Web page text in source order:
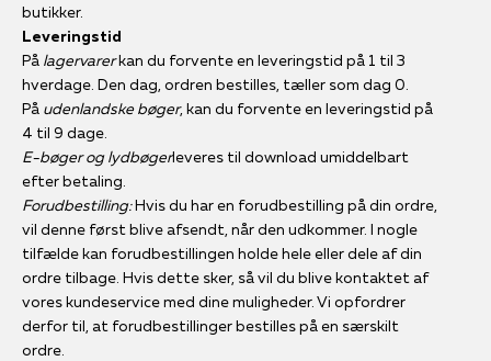
butikker.
Leveringstid
På lagervarerkan du forvente en leveringstid på 1 til 3
hverdage. Den dag, ordren bestilles, tæller som dag 0.
På udenlandske bøger, kan du forvente en leveringstid på
4 til 9 dage.
E-bøger og lydbøgerleveres til download umiddelbart
efter betaling.
Forudbestilling:Hvis du har en forudbestilling på din ordre,
vil denne først blive afsendt, når den udkommer. I nogle
tilfælde kan forudbestillingen holde hele eller dele af din
ordre tilbage. Hvis dette sker, så vil du blive kontaktet af
vores kundeservice med dine muligheder. Vi opfordrer
derfor til, at forudbestillinger bestilles på en særskilt
ordre.